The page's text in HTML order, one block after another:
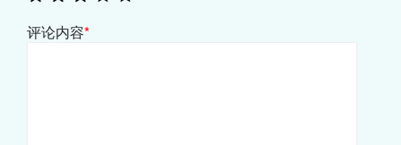
评论内容*